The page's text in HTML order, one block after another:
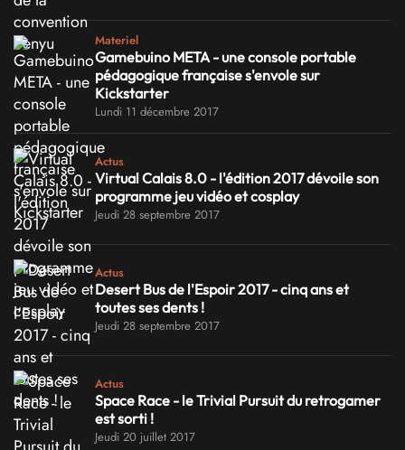
Materiel
Gamebuino META - une console portable
pédagogique française s'envole sur
Kickstarter
Lundi 11 décembre 2017
Actus
Virtual Calais 8.0 - l'édition 2017 dévoile son
programme jeu vidéo et cosplay
Jeudi 28 septembre 2017
Actus
Desert Bus de l'Espoir 2017 - cinq ans et
toutes ses dents !
Jeudi 28 septembre 2017
Actus
Space Race - le Trivial Pursuit du retrogamer
est sorti !
Jeudi 20 juillet 2017